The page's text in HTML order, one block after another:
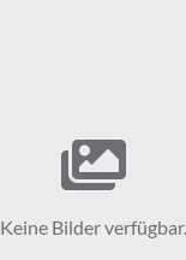
Keine Bilder verfügbar.